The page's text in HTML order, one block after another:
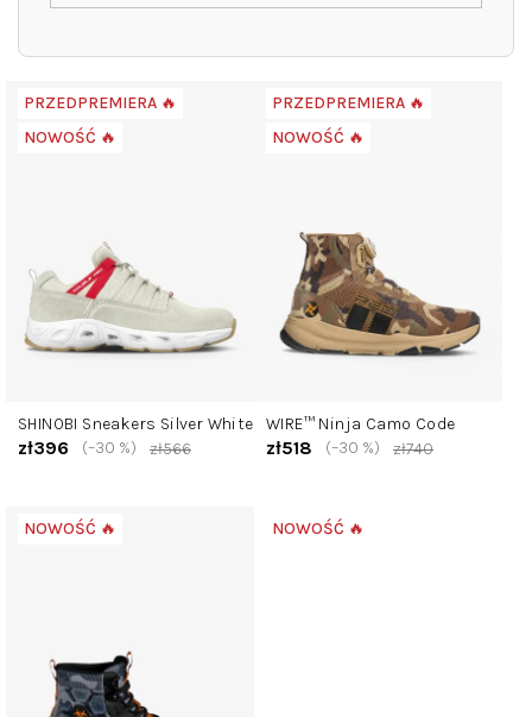
i
s
o
d
u
ó
w
PRZEDPREMIERA 🔥
NOWOŚĆ 🔥
SHINOBI Sneakers Silver White
zł396 zł566
(–30 %)
PRZEDPREMIERA 🔥
NOWOŚĆ 🔥
WIRE™ Ninja Camo Code
zł518 zł740
(–30 %)
NOWOŚĆ 🔥 NOWOŚĆ 🔥